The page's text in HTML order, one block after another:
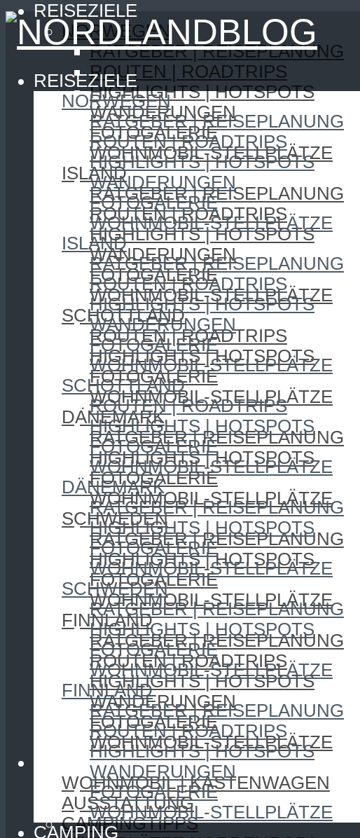
REISEZIELE
NORWEGEN
RATGEBER | REISEPLANUNG
ROUTEN | ROADTRIPS
HIGHLIGHTS | HOTSPOTS
WANDERUNGEN
FOTOGALERIE
WOHNMOBIL-STELLPLÄTZE
ISLAND
RATGEBER | REISEPLANUNG
ROUTEN | ROADTRIPS
HIGHLIGHTS | HOTSPOTS
WANDERUNGEN
FOTOGALERIE
WOHNMOBIL-STELLPLÄTZE
SCHOTTLAND
ROUTEN | ROADTRIPS
HIGHLIGHTS | HOTSPOTS
FOTOGALERIE
WOHNMOBIL-STELLPLÄTZE
DÄNEMARK
RATGEBER | REISEPLANUNG
HIGHLIGHTS | HOTSPOTS
FOTOGALERIE
WOHNMOBIL-STELLPLÄTZE
SCHWEDEN
RATGEBER | REISEPLANUNG
HIGHLIGHTS | HOTSPOTS
FOTOGALERIE
WOHNMOBIL-STELLPLÄTZE
FINNLAND
RATGEBER | REISEPLANUNG
ROUTEN | ROADTRIPS
HIGHLIGHTS | HOTSPOTS
WANDERUNGEN
FOTOGALERIE
WOHNMOBIL-STELLPLÄTZE
CAMPING
WOHNMOBIL | KASTENWAGEN
AUSSTATTUNG
CAMPINGTIPPS
REISEZIELE
NORWEGEN
RATGEBER | REISEPLANUNG
ROUTEN | ROADTRIPS
HIGHLIGHTS | HOTSPOTS
WANDERUNGEN
FOTOGALERIE
WOHNMOBIL-STELLPLÄTZE
ISLAND
RATGEBER | REISEPLANUNG
ROUTEN | ROADTRIPS
HIGHLIGHTS | HOTSPOTS
WANDERUNGEN
FOTOGALERIE
WOHNMOBIL-STELLPLÄTZE
SCHOTTLAND
ROUTEN | ROADTRIPS
HIGHLIGHTS | HOTSPOTS
FOTOGALERIE
WOHNMOBIL-STELLPLÄTZE
DÄNEMARK
RATGEBER | REISEPLANUNG
HIGHLIGHTS | HOTSPOTS
FOTOGALERIE
WOHNMOBIL-STELLPLÄTZE
SCHWEDEN
RATGEBER | REISEPLANUNG
HIGHLIGHTS | HOTSPOTS
FOTOGALERIE
WOHNMOBIL-STELLPLÄTZE
FINNLAND
RATGEBER | REISEPLANUNG
ROUTEN | ROADTRIPS
HIGHLIGHTS | HOTSPOTS
WANDERUNGEN
FOTOGALERIE
WOHNMOBIL-STELLPLÄTZE
CAMPING